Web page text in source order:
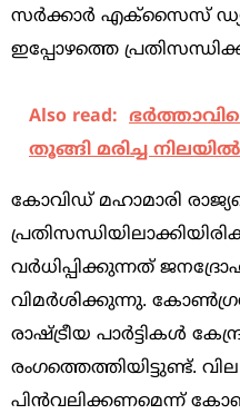
സര്‍ക്കാര്‍ എക്‌സെെസ്
ഇപ്പോഴത്തെ
Also read:
തൂങ്ങി മരിച്ച നിലയില്‍
കോവിഡ് മഹാമാരി
വര്‍ധിപ്പിക്കുന്നത്
വിമര്‍ശിക്കുന്നു.
രാഷ്ട്രീയ പാര്‍ട്ടികള്‍
രംഗത്തെത്തിയിട്ടുണ്ട്.
പിന്‍വലിക്കണമെന്ന്